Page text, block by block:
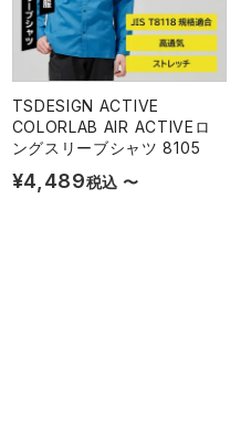
TSDESIGN ACTIVE
COLORLAB AIR ACTIVEロ
ングスリーブシャツ 8105
¥4,489税込 〜